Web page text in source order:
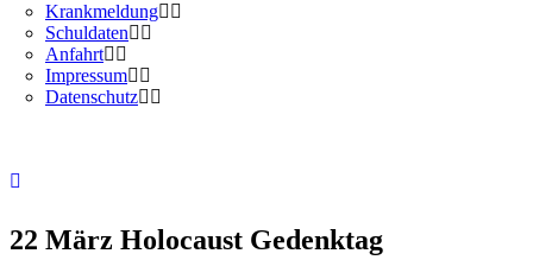
Krankmeldung
Schuldaten
Anfahrt
Impressum
Datenschutz
22 März Holocaust Gedenktag